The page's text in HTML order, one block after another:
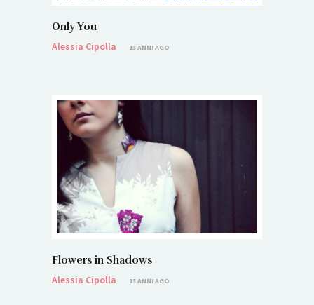
Only You
Alessia Cipolla
13 ANNI AGO
Flowers in Shadows
Alessia Cipolla
13 ANNI AGO